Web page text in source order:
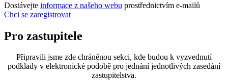
Dostávejte informace z našeho webu prostřednictvím e-mailů
Chci se zaregistrovat
Pro zastupitele
Připravili jsme zde chráněnou sekci, kde budou k vyzvednutí
podklady v elektronické podobě pro jednání jednotlivých zasedání
zastupitelstva.